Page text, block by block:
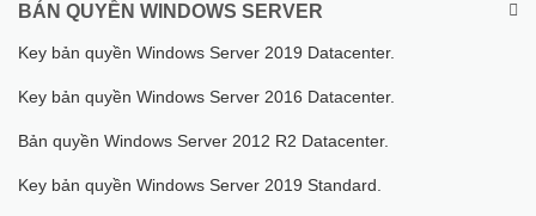
BẢN QUYỀN WINDOWS SERVER
Key bản quyền Windows Server 2019 Datacenter.
Key bản quyền Windows Server 2016 Datacenter.
Bản quyền Windows Server 2012 R2 Datacenter.
Key bản quyền Windows Server 2019 Standard.